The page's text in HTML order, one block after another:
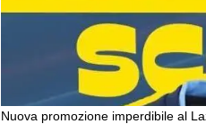
Nuova promozione imperdibile al